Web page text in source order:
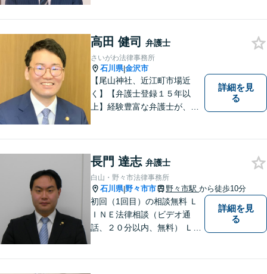
弁護士が介入することで賠償
金の大幅な増額が実現できる
ケースあり」【休日・夜間相
談可】
高田 健司 弁護士
さいがわ法律事務所
石川県|金沢市
【尾山神社、近江町市場近
く】【弁護士登録１５年以
上】経験豊富な弁護士が、誠
詳細を見
る
長門 達志 弁護士
白山・野々市法律事務所
石川県|野々市市 野々市駅 から徒歩10分
初回（1回目）の相談無料 Ｌ
ＩＮＥ法律相談（ビデオ通
話、２０分以内、無料） ＬＩ
詳細を見
る